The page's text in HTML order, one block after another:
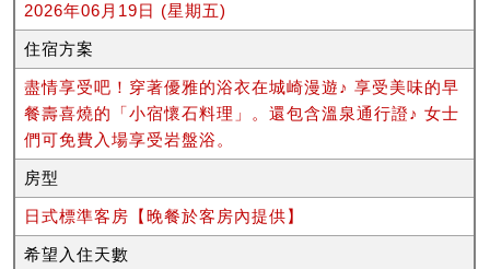
2026年06月19日 (星期五)
住宿方案
盡情享受吧！穿著優雅的浴衣在城崎漫遊♪ 享受美味的早
餐壽喜燒的「小宿懷石料理」。還包含溫泉通行證♪ 女士
們可免費入場享受岩盤浴。
房型
日式標準客房【晚餐於客房內提供】
希望入住天數